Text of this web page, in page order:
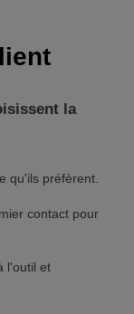
la
qu'ils préfèrent.
contact pour
l'outil et